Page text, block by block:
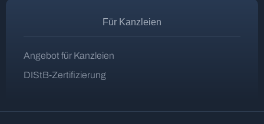
Für Kanzleien
Angebot für Kanzleien
DIStB-Zertifizierung